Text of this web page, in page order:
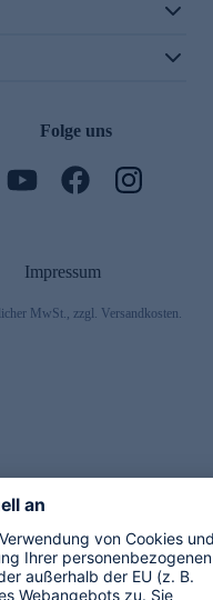
Folge uns
Impressum
MwSt., zzgl. Versandkosten.